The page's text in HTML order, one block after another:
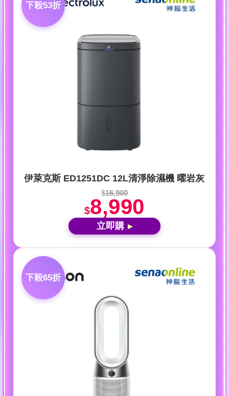
下殺53折
伊萊克斯 ED1251DC 12L清淨除濕機 曜岩灰
$16,900
$8,990
立即購 ▶
下殺65折